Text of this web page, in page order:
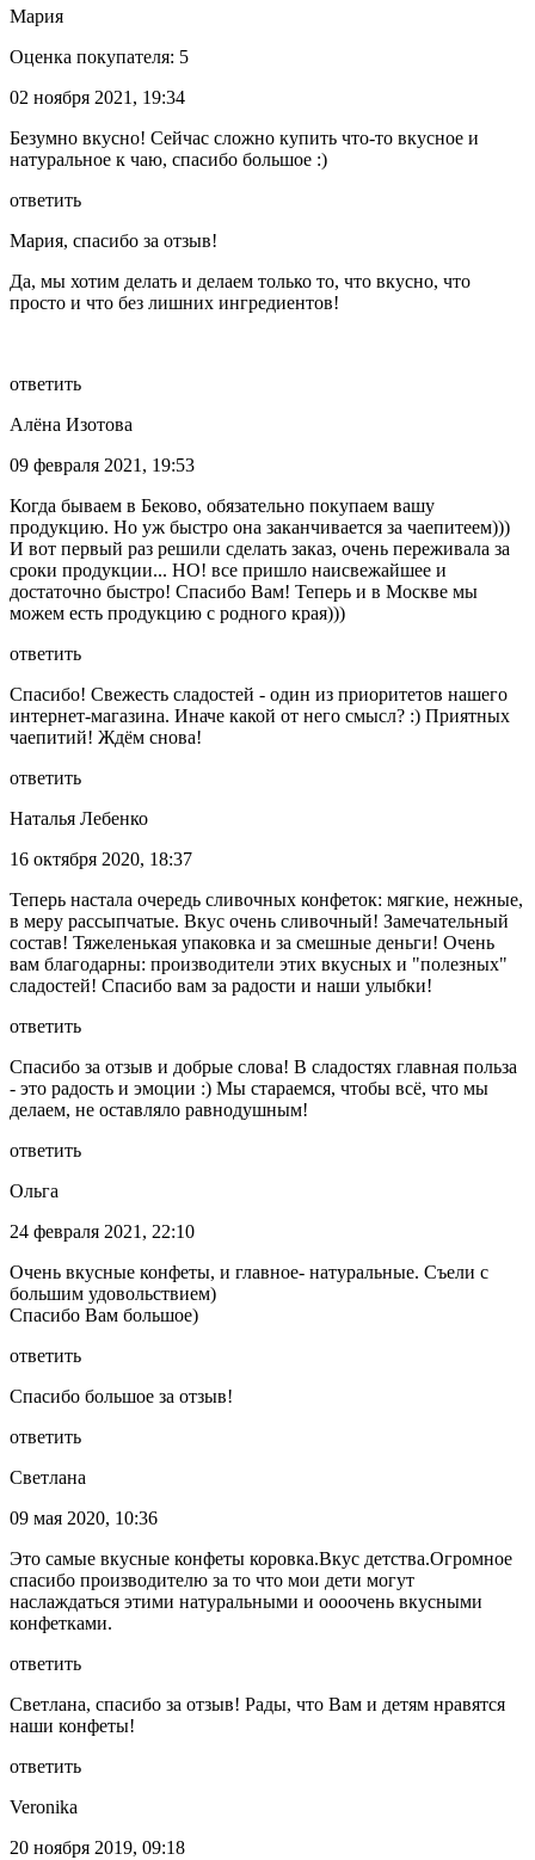
Мария
Оценка покупателя: 5
02 ноября 2021, 19:34
Безумно вкусно! Сейчас сложно купить что-то вкусное и
натуральное к чаю, спасибо большое :)
ответить
Мария, спасибо за отзыв!
Да, мы хотим делать и делаем только то, что вкусно, что
просто и что без лишних ингредиентов!
ответить
Алёна Изотова
09 февраля 2021, 19:53
Когда бываем в Беково, обязательно покупаем вашу
продукцию. Но уж быстро она заканчивается за чаепитеем)))
И вот первый раз решили сделать заказ, очень переживала за
сроки продукции... НО! все пришло наисвежайшее и
достаточно быстро! Спасибо Вам! Теперь и в Москве мы
можем есть продукцию с родного края)))
ответить
Спасибо! Свежесть сладостей - один из приоритетов нашего
интернет-магазина. Иначе какой от него смысл? :) Приятных
чаепитий! Ждём снова!
ответить
Наталья Лебенко
16 октября 2020, 18:37
Теперь настала очередь сливочных конфеток: мягкие, нежные,
в меру рассыпчатые. Вкус очень сливочный! Замечательный
состав! Тяжеленькая упаковка и за смешные деньги! Очень
вам благодарны: производители этих вкусных и "полезных"
сладостей! Спасибо вам за радости и наши улыбки!
ответить
Спасибо за отзыв и добрые слова! В сладостях главная польза
- это радость и эмоции :) Мы стараемся, чтобы всё, что мы
делаем, не оставляло равнодушным!
ответить
Ольга
24 февраля 2021, 22:10
Очень вкусные конфеты, и главное- натуральные. Съели с
большим удовольствием)
Спасибо Вам большое)
ответить
Спасибо большое за отзыв!
ответить
Светлана
09 мая 2020, 10:36
Это самые вкусные конфеты коровка.Вкус детства.Огромное
спасибо производителю за то что мои дети могут
наслаждаться этими натуральными и оооочень вкусными
конфетками.
ответить
Светлана, спасибо за отзыв! Рады, что Вам и детям нравятся
наши конфеты!
ответить
Veronika
20 ноября 2019, 09:18